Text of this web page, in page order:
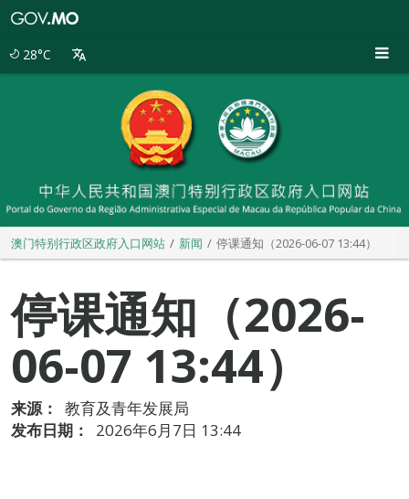
28°C
澳门特别行政区政府入口网站 新闻 停课通知（2026-06-07 13:44）
停课通知（2026-
06-07 13:44）
来源：
教育及青年发展局
发布日期：
2026年6月7日 13:44